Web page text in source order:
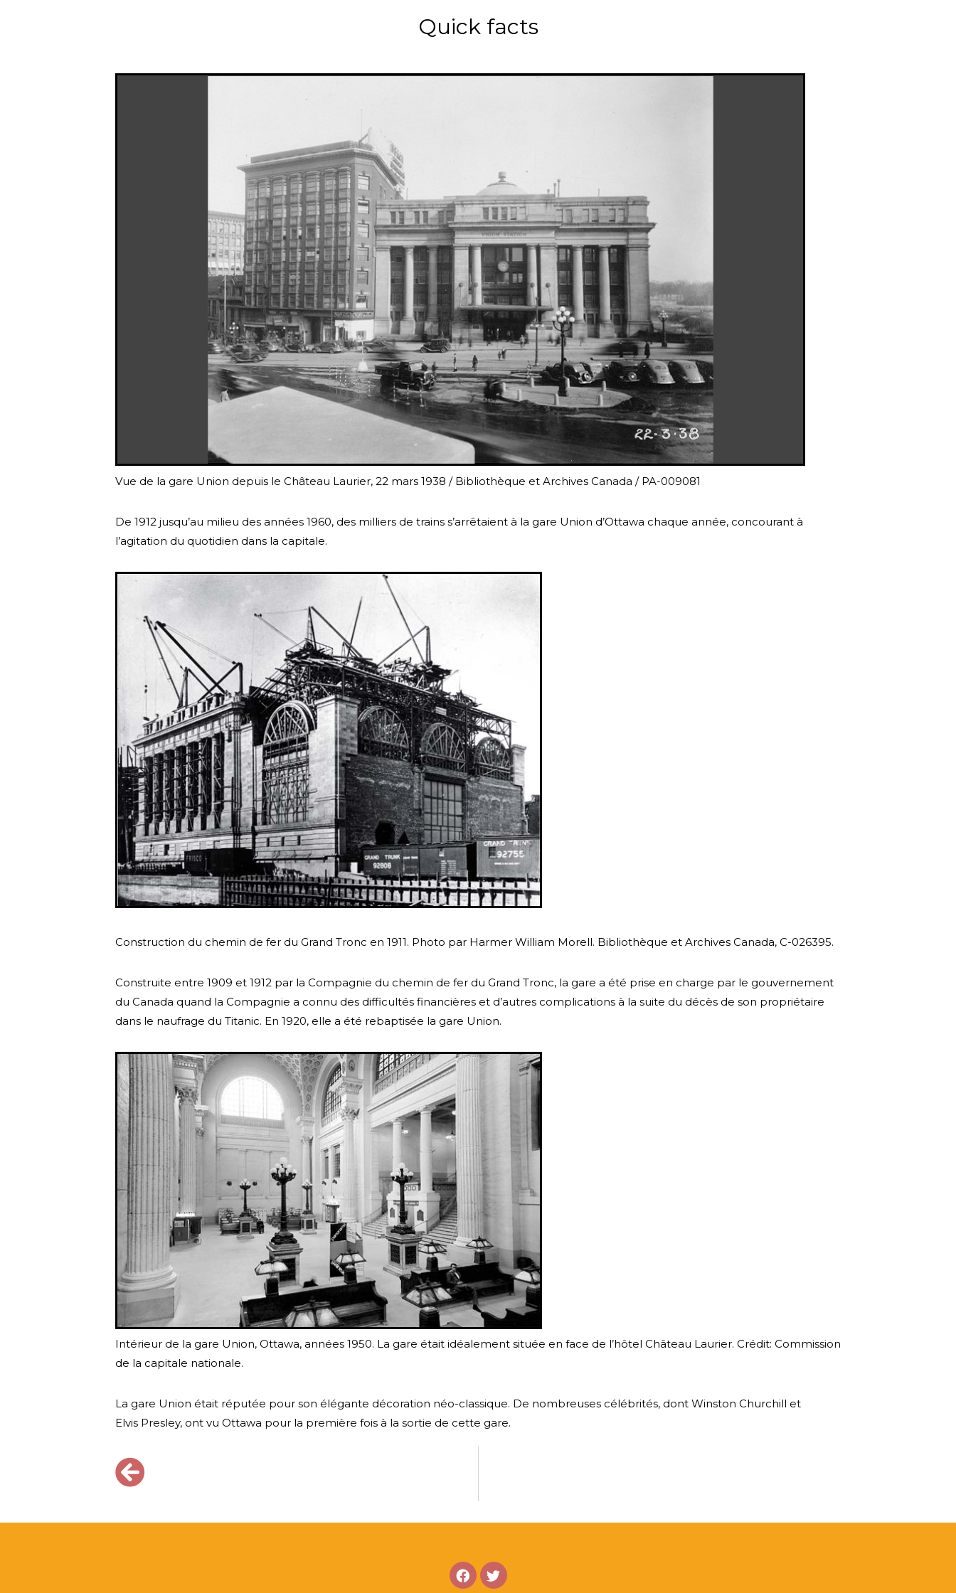
Quick facts
Vue de la gare Union depuis le Château Laurier, 22 mars 1938 / Bibliothèque et Archives Canada / PA-009081
De 1912 jusqu’au milieu des années 1960, des milliers de trains s’arrêtaient à la gare Union d’Ottawa chaque année, concourant à
l’agitation du quotidien dans la capitale.
Construction du chemin de fer du Grand Tronc en 1911. Photo par Harmer William Morell. Bibliothèque et Archives Canada, C-026395.
Construite entre 1909 et 1912 par la Compagnie du chemin de fer du Grand Tronc, la gare a été prise en charge par le gouvernement
du Canada quand la Compagnie a connu des difficultés financières et d’autres complications à la suite du décès de son propriétaire
dans le naufrage du Titanic. En 1920, elle a été rebaptisée la gare Union.
Intérieur de la gare Union, Ottawa, années 1950. La gare était idéalement située en face de l’hôtel Château Laurier. Crédit: Commission
de la capitale nationale.
La gare Union était réputée pour son élégante décoration néo-classique. De nombreuses célébrités, dont Winston Churchill et
Elvis Presley, ont vu Ottawa pour la première fois à la sortie de cette gare.